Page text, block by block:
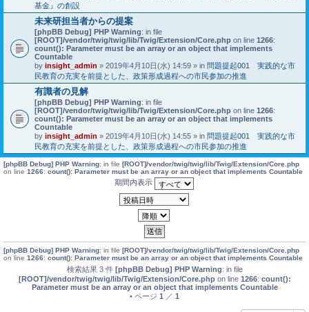
基金』の創設
未来研担当者からの提案
[phpBB Debug] PHP Warning: in file
[ROOT]/vendor/twig/twig/lib/Twig/Extension/Core.php on line 1266:
count(): Parameter must be an array or an object that implements
Countable
by insight_admin » 2019年4月10日(水) 14:59 » in 問題提起001 実践的な市
民教育の充実を前提とした、政策形成過程への市民参加の推進
有識者の見解
[phpBB Debug] PHP Warning: in file
[ROOT]/vendor/twig/twig/lib/Twig/Extension/Core.php on line 1266:
count(): Parameter must be an array or an object that implements
Countable
by insight_admin » 2019年4月10日(水) 14:55 » in 問題提起001 実践的な市
民教育の充実を前提とした、政策形成過程への市民参加の推進
[phpBB Debug] PHP Warning: in file [ROOT]/vendor/twig/twig/lib/Twig/Extension/Core.php
on line 1266: count(): Parameter must be an array or an object that implements Countable
期間内表示
[phpBB Debug] PHP Warning: in file [ROOT]/vendor/twig/twig/lib/Twig/Extension/Core.php
on line 1266: count(): Parameter must be an array or an object that implements Countable
検索結果 3 件 [phpBB Debug] PHP Warning: in file
[ROOT]/vendor/twig/twig/lib/Twig/Extension/Core.phpon line 1266: count():
Parameter must be an array or an object that implements Countable
• ページ 1 ／ 1